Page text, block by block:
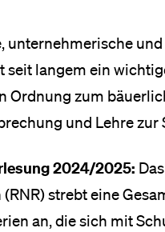
unternehmerische
seit langem ein
Ordnung zum
und Lehre
2024/2025:
(RNR) strebt eine
an, die sich mit
Medien